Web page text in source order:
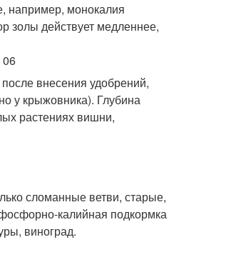
например, монокалия
золы действует медленнее,
внесения удобрений,
у крыжовника). Глубина
растениях вишни,
сломанные ветви, старые,
калийная подкормка
виноград.